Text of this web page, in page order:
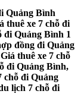
Quảng Bình
thuê xe 7 chỗ đi
đi Quảng Bình 1
đồng đi Quảng
thuê xe 7 chỗ
đi Quảng Bình,
chỗ đi Quảng
lịch 7 chỗ đi